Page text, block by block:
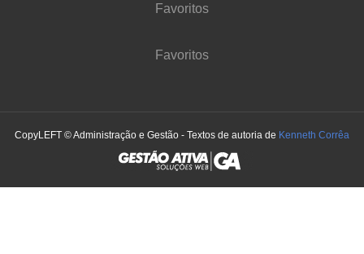
Favoritos
Favoritos
CopyLEFT © Administração e Gestão - Textos de autoria de Kenneth Corrêa